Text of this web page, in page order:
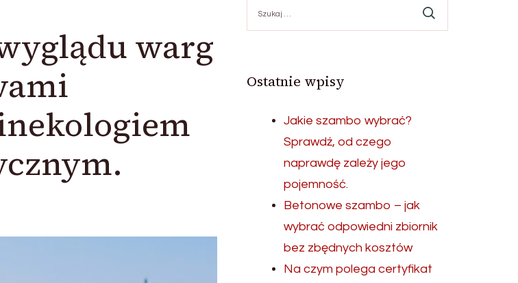
warg
Ostatnie wpisy
Jakie szambo wybrać?
Sprawdź, od czego
naprawdę zależy jego
pojemność.
Betonowe szambo – jak
wybrać odpowiedni zbiornik
bez zbędnych kosztów
Na czym polega certyfikat